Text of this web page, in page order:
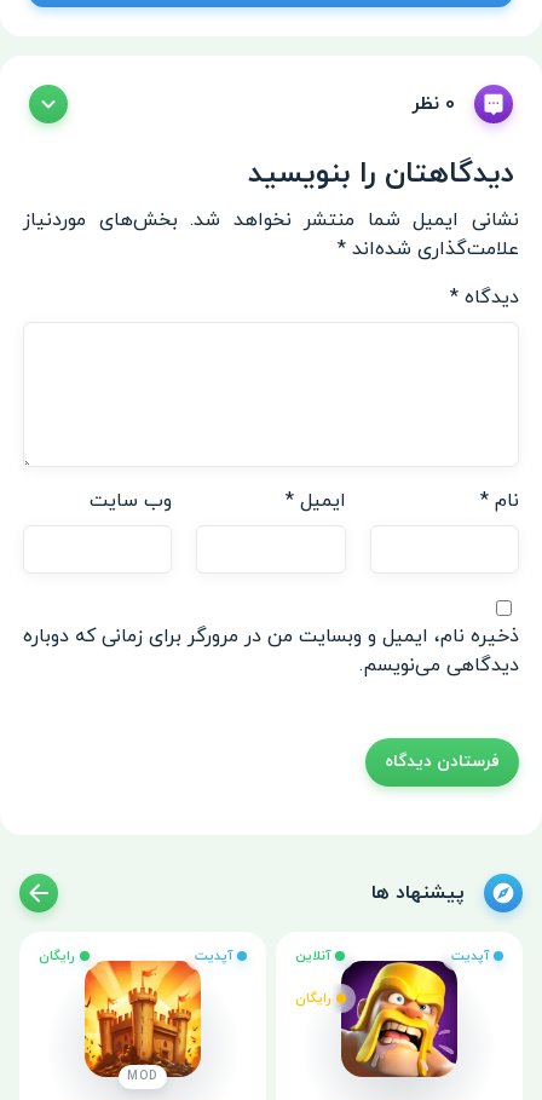
0 نظر
دیدگاهتان را بنویسید
نشانی ایمیل شما منتشر نخواهد شد. بخش‌های موردنیاز
علامت‌گذاری شده‌اند *
دیدگاه *
نام * ایمیل* وب‌ سایت
ذخیره نام، ایمیل و وبسایت من در مرورگر برای زمانی که دوباره
دیدگاهی می‌نویسم.
پیشنهاد ها
آپدیت آنلاین
رایگان
آپدیت رایگان
MOD